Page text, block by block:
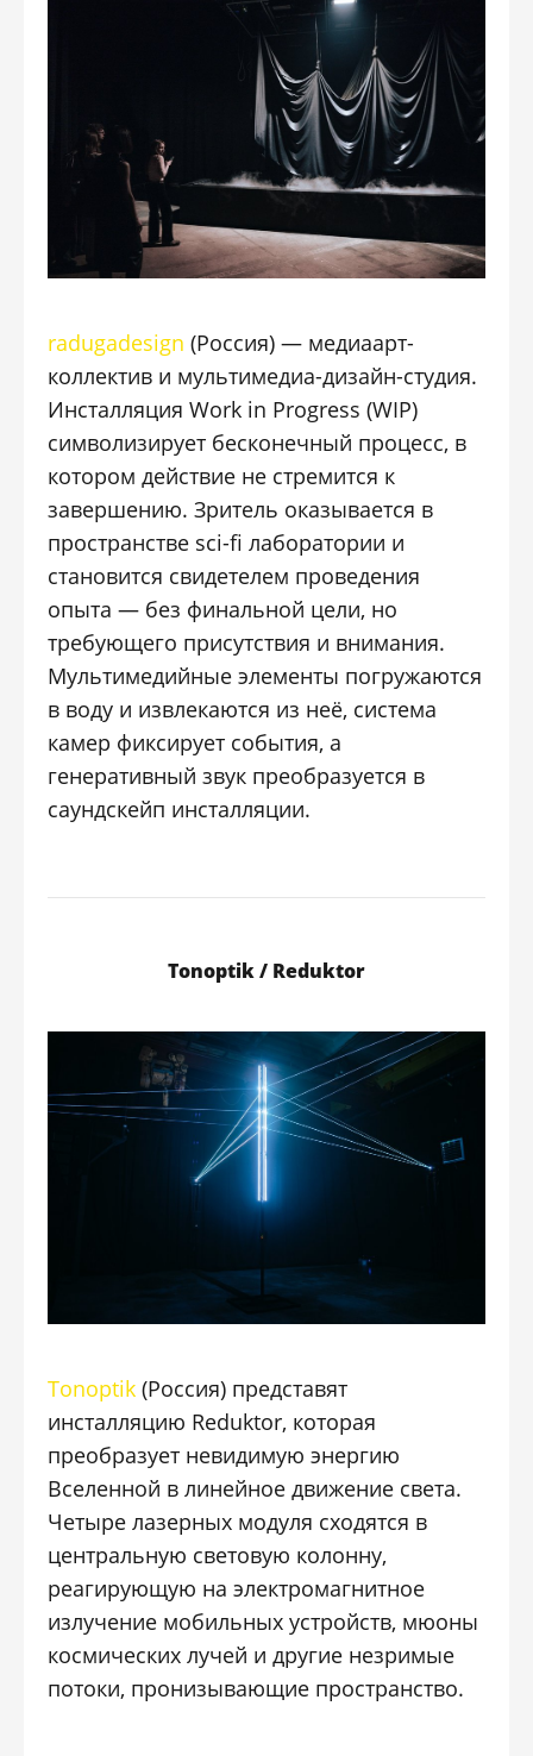
radugadesign (Россия) — медиаарт-
коллектив и мультимедиа-дизайн-студия.
Инсталляция Work in Progress (WIP)
символизирует бесконечный процесс, в
котором действие не стремится к
завершению. Зритель оказывается в
пространстве sci-fi лаборатории и
становится свидетелем проведения
опыта — без финальной цели, но
требующего присутствия и внимания.
Мультимедийные элементы погружаются
в воду и извлекаются из неё, система
камер фиксирует события, а
генеративный звук преобразуется в
саундскейп инсталляции.
Tonoptik / Reduktor
Tonoptik (Россия) представят
инсталляцию Reduktor, которая
преобразует невидимую энергию
Вселенной в линейное движение света.
Четыре лазерных модуля сходятся в
центральную световую колонну,
реагирующую на электромагнитное
излучение мобильных устройств, мюоны
космических лучей и другие незримые
потоки, пронизывающие пространство.